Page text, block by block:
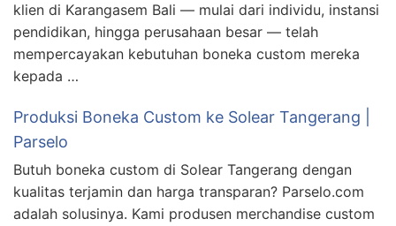
klien di Karangasem Bali — mulai dari individu, instansi
pendidikan, hingga perusahaan besar — telah
mempercayakan kebutuhan boneka custom mereka
kepada …
Produksi Boneka Custom ke Solear Tangerang |
Parselo
Butuh boneka custom di Solear Tangerang dengan
kualitas terjamin dan harga transparan? Parselo.com
adalah solusinya. Kami produsen merchandise custom